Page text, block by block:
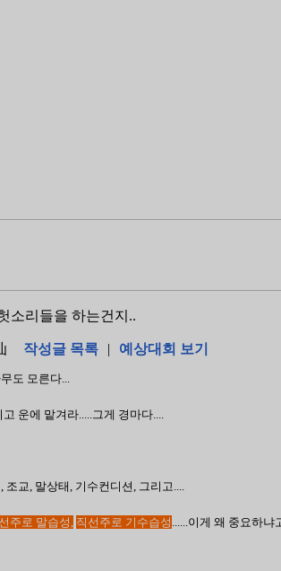
소리들을 하는건지..
작성글 목록 | 예상대회 보기
도 모른다...
운에 맡겨라.....그게 경마다....
조교, 말상태, 기수컨디션, 그리고....
주로 말습성, 직선주로 기수습성 ......이게 왜 중요하냐